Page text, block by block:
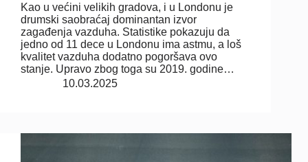
Kao u većini velikih gradova, i u Londonu je
drumski saobraćaj dominantan izvor
zagađenja vazduha. Statistike pokazuju da
jedno od 11 dece u Londonu ima astmu, a loš
kvalitet vazduha dodatno pogoršava ovo
stanje. Upravo zbog toga su 2019. godine…
10.03.2025